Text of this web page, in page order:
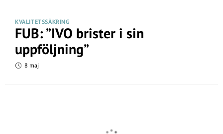
KVALITETSSÄKRING
FUB: ”IVO brister i sin
uppföljning”
8 maj